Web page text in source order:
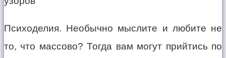
Психоделия. Необычно мыслите и любите не
то, что массово? Тогда вам могут прийтись по